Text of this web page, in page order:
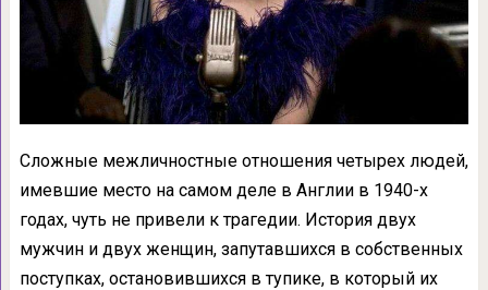
Сложные межличностные отношения четырех людей,
имевшие место на самом деле в Англии в 1940-х
годах, чуть не привели к трагедии. История двух
мужчин и двух женщин, запутавшихся в собственных
поступках, остановившихся в тупике, в который их